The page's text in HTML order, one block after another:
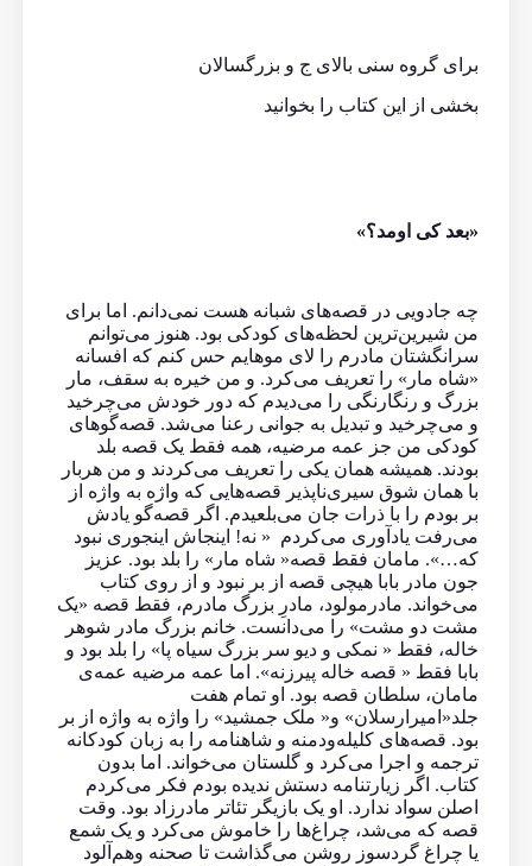
برای گروه سنی بالای ج و بزرگسالان
بخشی از این كتاب را بخوانید
«بعد کی اومد؟»
چه جادویی در قصه‌های شبانه‌ هست نمی‌دانم. اما برای
من شیرین‌ترین لحظه‌های کودکی بود. هنوز می‌توانم
سرانگشتان مادرم را لای موهایم حس کنم که افسانه
«شاه مار» را تعریف می‌کرد. و من خیره به سقف، مار
بزرگ و رنگارنگی را می‌دیدم که دور خودش می‌چرخید
و می‌چرخید و تبدیل به جوانی رعنا می‌شد. قصه‌‌گوهای
کودکی من‌ جز عمه مرضیه، همه فقط یک قصه بلد
بودند. همیشه همان یکی را تعریف می‌کردند و من هربار
با همان شوق سیری‌ناپذیر قصه‌هایی که واژه به واژه از
بر بودم را با ذرات جان می‌بلعیدم. اگر قصه‌گو یادش
می‌رفت یادآوری می‌کردم « نه! اینجاش اینجوری نبود
که…». مامان فقط قصه« شاه مار» را بلد بود. عزیز
جون مادر بابا هیچی قصه از بر نبود و از روی کتاب
می‌خواند. مادرمولود، مادرِ بزرگ مادرم، فقط قصه «یک
مشت دو مشت» را می‌دانست. خانم بزرگ مادر شوهر
خاله، فقط « نمکی و دیو سر بزرگ سیاه پا» را بلد بود و
بابا فقط « قصه‌ خاله پیرزنه». اما عمه مرضیه عمه‌ی
مامان، سلطان قصه بود. او تمام هفت
جلد«امیرارسلان» و« ملک جمشید» را واژه به واژه از بر
بود. قصه‌های کلیله‌ودمنه و شاهنامه را به زبان کودکانه
ترجمه و اجرا می‌کرد و گلستان می‌خواند. اما بدون
کتاب. اگر زیارتنامه دستش ندیده بودم فکر می‌کردم
اصلن سواد ندارد. او یک بازیگر تئاتر مادرزاد بود. وقت
قصه که می‌شد، چراغ‌ها را خاموش می‌کرد و یک شمع
یا چراغ گردسوز روشن می‌گذاشت تا صحنه وهم‌آلود